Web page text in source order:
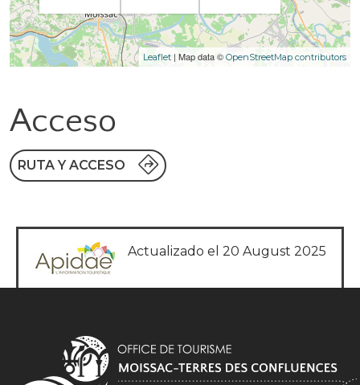
Leaflet | Map data © OpenStreetMap contributors
Acceso
RUTA Y ACCESO
Actualizado el 20 August 2025